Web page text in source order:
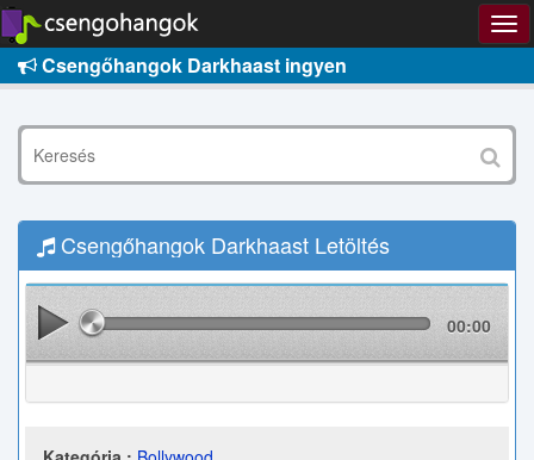
Csengőhangok Darkhaast ingyen
Csengőhangok Darkhaast Letöltés
00:00